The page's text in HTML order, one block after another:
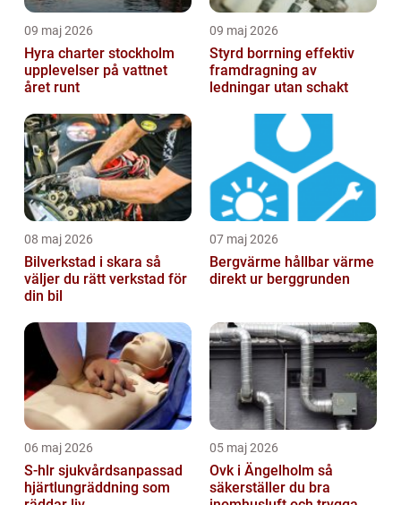
09 maj 2026
Hyra charter stockholm
upplevelser på vattnet
året runt
09 maj 2026
Styrd borrning effektiv
framdragning av
ledningar utan schakt
08 maj 2026
Bilverkstad i skara så
väljer du rätt verkstad för
din bil
07 maj 2026
Bergvärme hållbar värme
direkt ur berggrunden
06 maj 2026
S-hlr sjukvårdsanpassad
hjärtlungräddning som
05 maj 2026
Ovk i Ängelholm så
säkerställer du bra